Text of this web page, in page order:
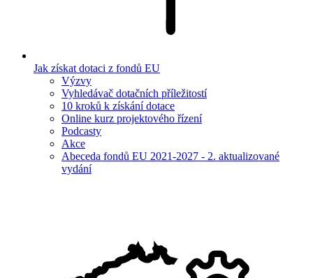
Jak získat dotaci z fondů EU
Výzvy
Vyhledávač dotačních příležitostí
10 kroků k získání dotace
Online kurz projektového řízení
Podcasty
Akce
Abeceda fondů EU 2021-2027 - 2. aktualizované
vydání